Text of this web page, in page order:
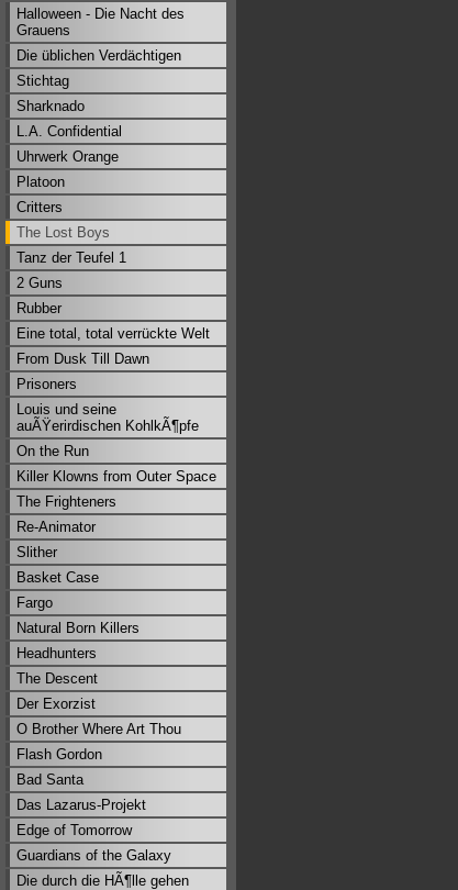
Halloween - Die Nacht des
Grauens
Die üblichen Verdächtigen
Stichtag
Sharknado
L.A. Confidential
Uhrwerk Orange
Platoon
Critters
The Lost Boys
Tanz der Teufel 1
2 Guns
Rubber
Eine total, total verrückte Welt
From Dusk Till Dawn
Prisoners
Louis und seine
auÃŸerirdischen KohlkÃ¶pfe
On the Run
Killer Klowns from Outer Space
The Frighteners
Re-Animator
Slither
Basket Case
Fargo
Natural Born Killers
Headhunters
The Descent
Der Exorzist
O Brother Where Art Thou
Flash Gordon
Bad Santa
Das Lazarus-Projekt
Edge of Tomorrow
Guardians of the Galaxy
Die durch die HÃ¶lle gehen